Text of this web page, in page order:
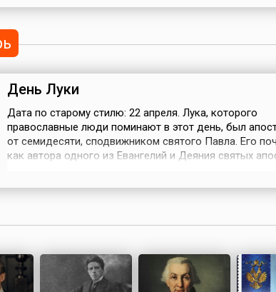
некогда вызывавшим столько сказаний об е...
День Луки
Дата по старому стилю: 22 апреля. Лука, которого
православные люди поминают в этот день, был
от семидесяти, сподвижником святого Павла. Его
как автора одного из Евангелий и Деяния святых